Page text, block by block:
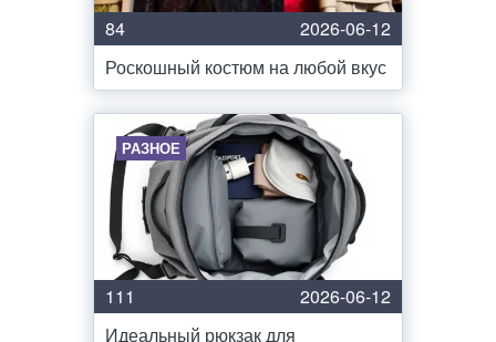
84
2026-06-12
Роскошный костюм на любой вкус
РАЗНОЕ
111
2026-06-12
Идеальный рюкзак для